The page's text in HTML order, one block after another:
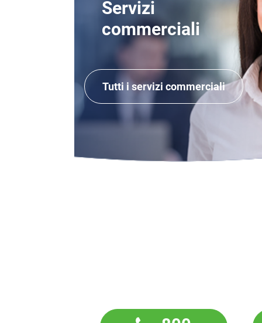
Servizi
commerciali
Tutti i servizi commerciali